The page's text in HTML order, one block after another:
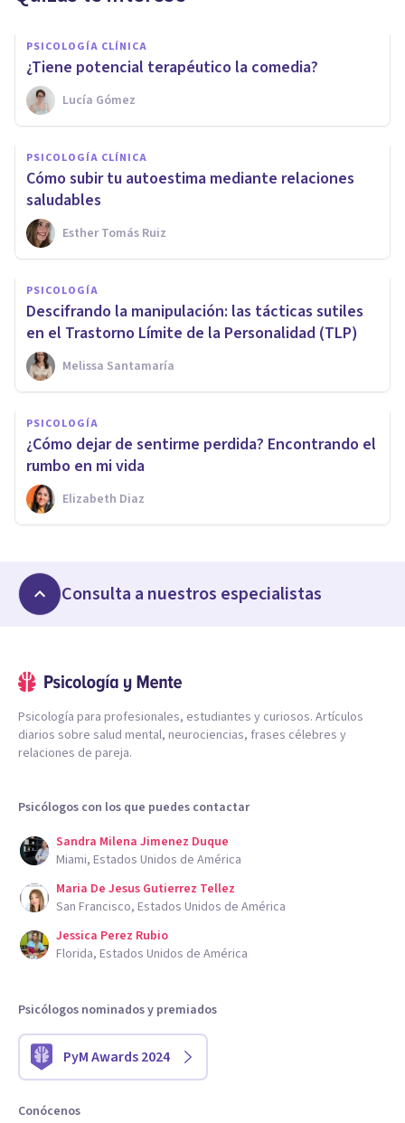
PSICOLOGÍA CLÍNICA
¿Tiene potencial terapéutico la comedia?
Lucía Gómez
PSICOLOGÍA CLÍNICA
Cómo subir tu autoestima mediante relaciones
saludables
Esther Tomás Ruiz
PSICOLOGÍA
Descifrando la manipulación: las tácticas sutiles
en el Trastorno Límite de la Personalidad (TLP)
Melissa Santamaría
PSICOLOGÍA
¿Cómo dejar de sentirme perdida? Encontrando el
rumbo en mi vida
Elizabeth Diaz
Consulta a nuestros especialistas
Psicología para profesionales, estudiantes y curiosos. Artículos
diarios sobre salud mental, neurociencias, frases célebres y
relaciones de pareja.
Psicólogos con los que puedes contactar
Sandra Milena Jimenez Duque
Miami, Estados Unidos de América
Maria De Jesus Gutierrez Tellez
San Francisco, Estados Unidos de América
Jessica Perez Rubio
Florida, Estados Unidos de América
Psicólogos nominados y premiados
PyM Awards 2024
Conócenos